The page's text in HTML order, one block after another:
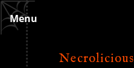
Skip
to
content
Menu
Necrolicious